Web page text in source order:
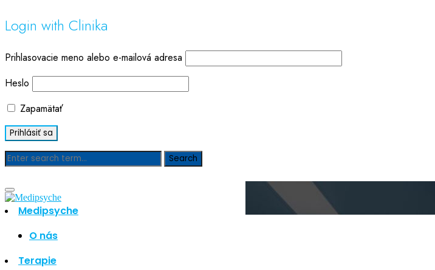
Login with Clinika
Prihlasovacie meno alebo e-mailová adresa
Heslo
Zapamätať
Medipsyche
O nás
Terapie
Blog
Hľadať